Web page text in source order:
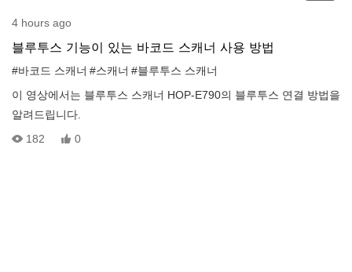
4 hours ago
블루투스 기능이 있는 바코드 스캐너 사용 방법
#바코드 스캐너 #스캐너 #블루투스 스캐너
이 영상에서는 블루투스 스캐너 HOP-E790의 블루투스 연결 방법을
알려드립니다.
182
0